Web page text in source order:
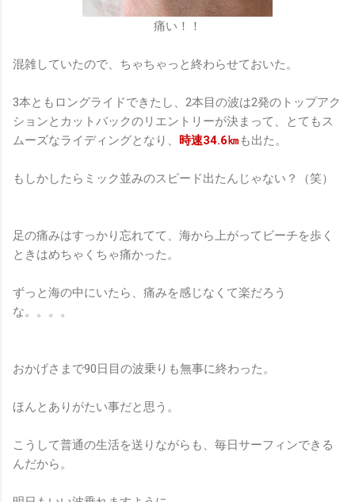
痛い！！
混雑していたので、ちゃちゃっと終わらせておいた。
3本ともロングライドできたし、2本目の波は2発のトップアク
ションとカットバックのリエントリーが決まって、とてもス
ムーズなライディングとなり、 時速34.6㎞ も出た。
もしかしたらミック並みのスピード出たんじゃない？（笑）
足の痛みはすっかり忘れてて、海から上がってビーチを歩く
ときはめちゃくちゃ痛かった。
ずっと海の中にいたら、痛みを感じなくて楽だろう
な。。。。
おかげさまで90日目の波乗りも無事に終わった。
ほんとありがたい事だと思う。
こうして普通の生活を送りながらも、毎日サーフィンできる
んだから。